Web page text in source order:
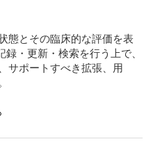
態とその臨床的な評価を表
・更新・検索を行う上で、
サポートすべき拡張、用